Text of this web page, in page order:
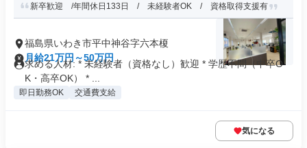
新卒歓迎 /年間休日133日 / 未経験者OK / 資格取得支援有
福島県いわき市平中神谷字六本榎
月給21万円～50万円
求める人材: * 未経験者（資格なし）歓迎 * 学歴不問（中卒O
K・高卒OK） * ...
即日勤務OK 交通費支給
気になる